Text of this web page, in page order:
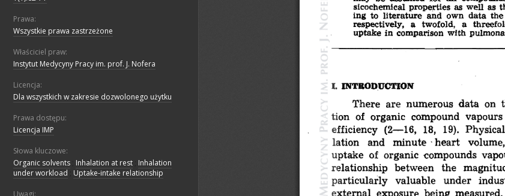
Prawa:
Wszystkie prawa zastrzeżone
Właściciel praw:
Instytut Medycyny Pracy im. prof. J. Nofera
Licencja:
Dla wszystkich w zakresie dozwolonego użytku
Prawa dostępu:
Licencja IMP
Słowa kluczowe:
Organic solvents Inhalation at rest Inhalation
under workload
Uptake-intake relationship